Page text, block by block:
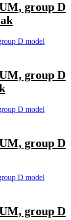
group D
group D
group D
group D